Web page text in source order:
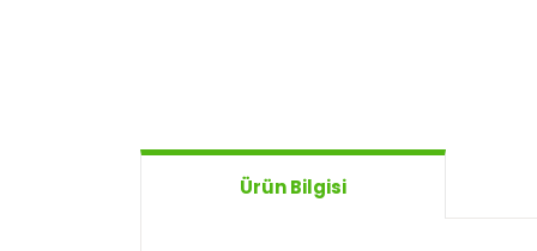
Ürün Bilgisi